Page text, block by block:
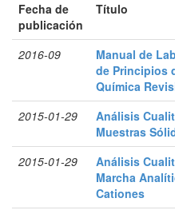
Fecha de
publicación
Título
2016-09
Manual de
de Principios
Química
2015-01-29
Análisis
Muestras
2015-01-29
Análisis
Marcha
Cationes